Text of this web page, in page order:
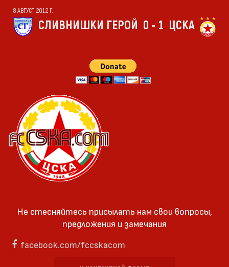
8 АВГУСТ 2012 Г. —
СЛИВНИШКИ ГЕРОЙ 0 - 1 ЦСКА
Не стесняйтесь присылать нам свои вопросы,
предложения и замечания
facebook.com/fccskacom